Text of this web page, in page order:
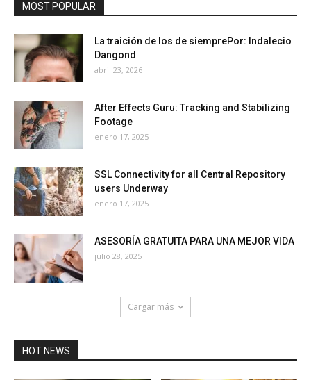
MOST POPULAR
La traición de los de siemprePor: Indalecio
Dangond
abril 23, 2026
After Effects Guru: Tracking and Stabilizing
Footage
enero 17, 2025
SSL Connectivity for all Central Repository
users Underway
enero 17, 2025
ASESORÍA GRATUITA PARA UNA MEJOR VIDA
julio 28, 2025
Cargar más
HOT NEWS